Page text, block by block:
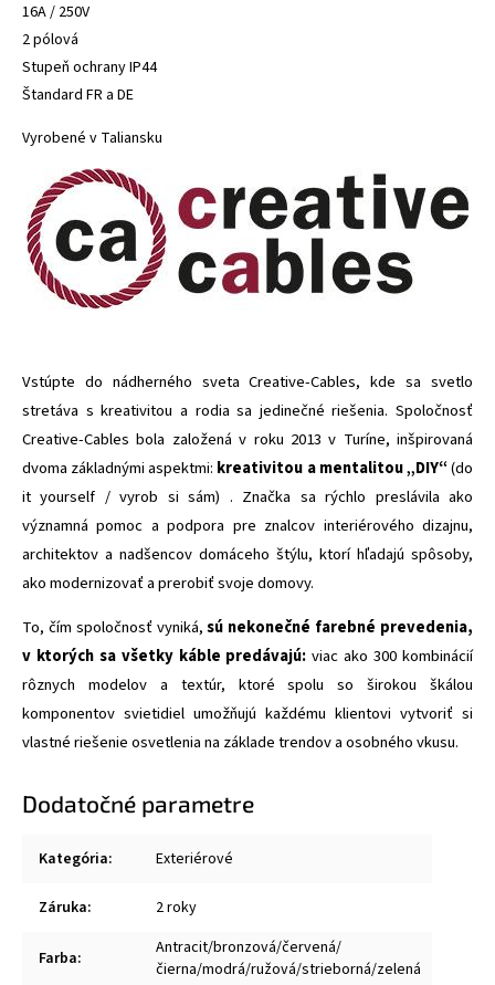
16A / 250V
2 pólová
Stupeň ochrany IP44
Štandard FR a DE
Vyrobené v Taliansku
Vstúpte do nádherného sveta Creative-Cables, kde sa svetlo
stretáva s kreativitou a rodia sa jedinečné riešenia. Spoločnosť
Creative-Cables bola založená v roku 2013 v Turíne, inšpirovaná
dvoma základnými aspektmi: kreativitou a mentalitou „DIY“(do
it yourself / vyrob si sám) . Značka sa rýchlo preslávila ako
významná pomoc a podpora pre znalcov interiérového dizajnu,
architektov a nadšencov domáceho štýlu, ktorí hľadajú spôsoby,
ako modernizovať a prerobiť svoje domovy.
To, čím spoločnosť vyniká,sú nekonečné farebné prevedenia,
v ktorých sa všetky káble predávajú: viac ako 300 kombinácií
rôznych modelov a textúr, ktoré spolu so širokou škálou
komponentov svietidiel umožňujú každému klientovi vytvoriť si
vlastné riešenie osvetlenia na základe trendov a osobného vkusu.
Dodatočné parametre
Kategória: Exteriérové
Záruka: 2 roky
Farba:
Antracit/bronzová/červená/
čierna/modrá/ružová/strieborná/zelená